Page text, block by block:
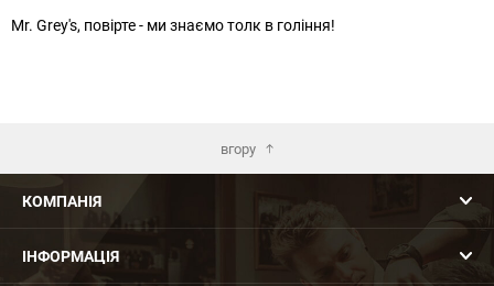
Mr. Grey's, повірте - ми знаємо толк в гоління!
вгору
КОМПАНІЯ
ІНФОРМАЦІЯ